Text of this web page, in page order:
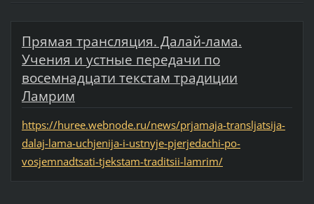
Прямая трансляция. Далай-лама.
Учения и устные передачи по
восемнадцати текстам традиции
Ламрим
https://huree.webnode.ru/news/prjamaja-transljatsija-
dalaj-lama-uchjenija-i-ustnyje-pjerjedachi-po-
vosjemnadtsati-tjekstam-traditsii-lamrim/